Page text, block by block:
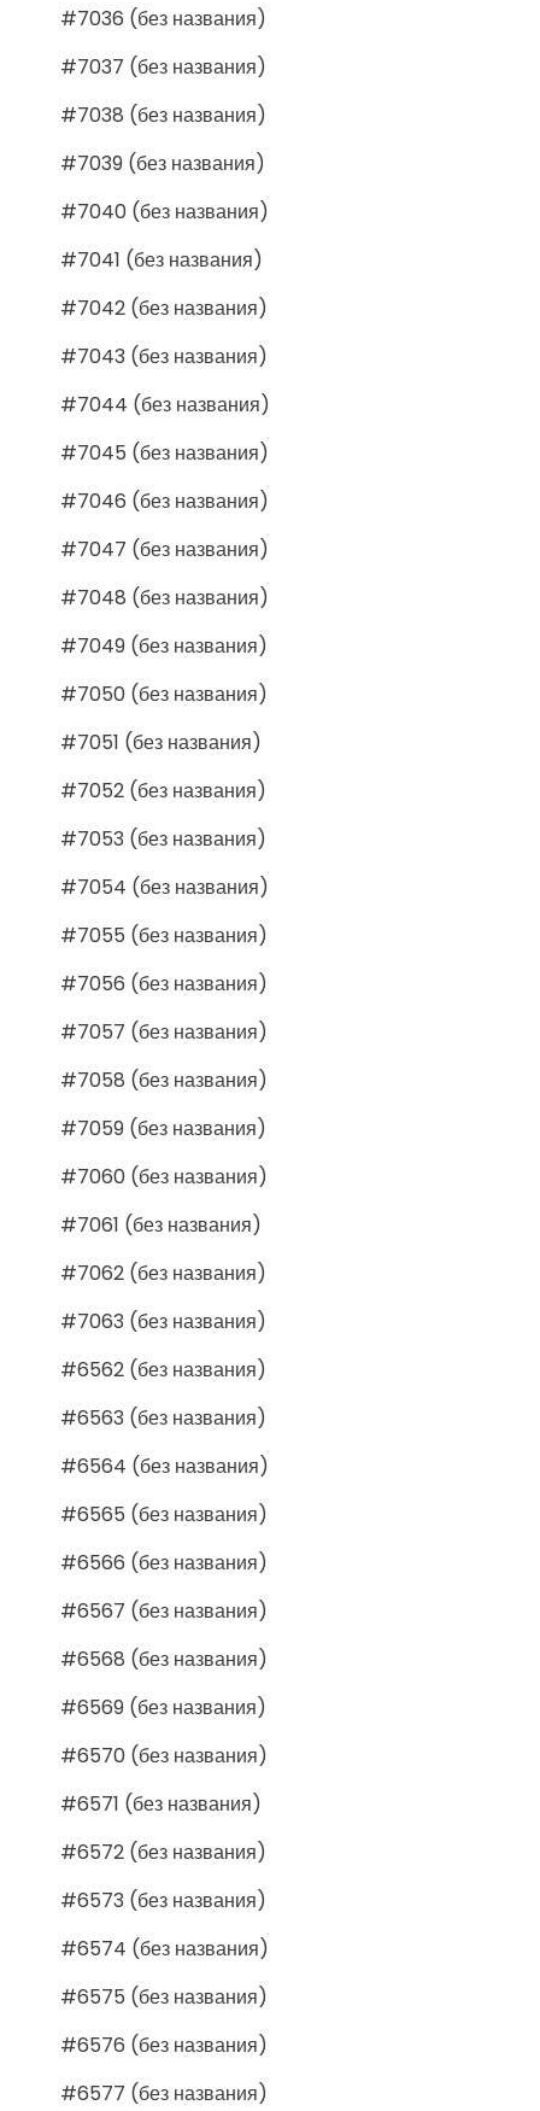
#7036 (без названия)
#7037 (без названия)
#7038 (без названия)
#7039 (без названия)
#7040 (без названия)
#7041 (без названия)
#7042 (без названия)
#7043 (без названия)
#7044 (без названия)
#7045 (без названия)
#7046 (без названия)
#7047 (без названия)
#7048 (без названия)
#7049 (без названия)
#7050 (без названия)
#7051 (без названия)
#7052 (без названия)
#7053 (без названия)
#7054 (без названия)
#7055 (без названия)
#7056 (без названия)
#7057 (без названия)
#7058 (без названия)
#7059 (без названия)
#7060 (без названия)
#7061 (без названия)
#7062 (без названия)
#7063 (без названия)
#6562 (без названия)
#6563 (без названия)
#6564 (без названия)
#6565 (без названия)
#6566 (без названия)
#6567 (без названия)
#6568 (без названия)
#6569 (без названия)
#6570 (без названия)
#6571 (без названия)
#6572 (без названия)
#6573 (без названия)
#6574 (без названия)
#6575 (без названия)
#6576 (без названия)
#6577 (без названия)